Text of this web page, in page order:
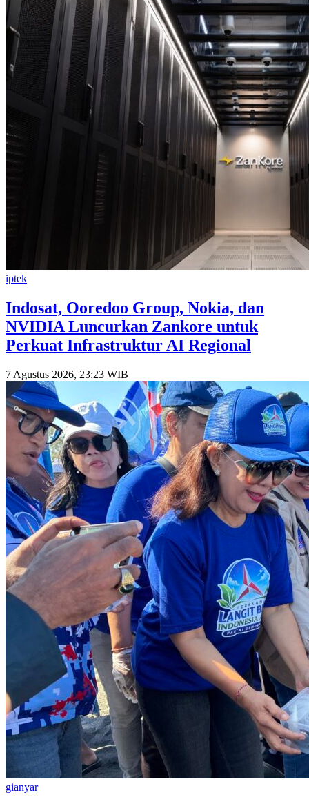
iptek
Indosat, Ooredoo Group, Nokia, dan
NVIDIA Luncurkan Zankore untuk
Perkuat Infrastruktur AI Regional
7 Agustus 2026, 23:23 WIB
gianyar